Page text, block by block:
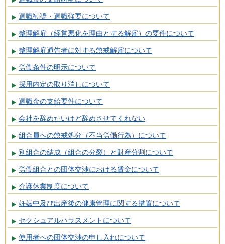
退職勧奨・退職強要について
整理解雇（経営悪化を理由とする解雇）の要件について
整理解雇通告者に対する懲戒解雇について
労働条件の明示について
採用内定の取り消しについて
退職金の支給要件について
会社を辞めたいけど辞めさせてくれない
組合員への懲戒処分（不当労働行為）について
別組合の結成（組合の分裂）と財産分割について
労働組合との団体交渉における賃金について
介護休業制度について
妊娠中及び出産後の健康管理に関する措置について
セクシュアルハラスメントについて
使用者への団体交渉の申し入れについて